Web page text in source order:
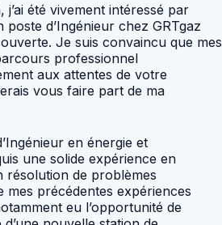
été vivement intéressé par
poste d’Ingénieur chez GRTgaz
Je suis convaincu que mes
professionnel
aux attentes de votre
vous faire part de ma
en énergie et
une solide expérience en
résolution de problèmes
mes précédentes expériences
eu l’opportunité de